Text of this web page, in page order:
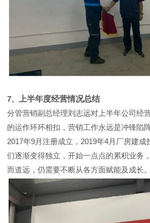
7、
上半年度经营情况总结
分管营销副总经理刘志远对上半年公司经
的运作环环相扣，营销工作永远是冲锋陷
2017年9月注册成立，2019年4月厂房建成
们逐渐变得独立，开始一点点的累积业务
而道远，仍需要不断从各方面赋能及成长。